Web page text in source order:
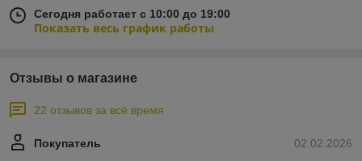
Сегодня работает с 10:00 до 19:00
Показать весь график работы
Отзывы о магазине
22 отзывов за всё время
02.02.2026
Покупатель